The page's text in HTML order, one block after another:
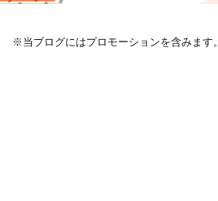
※当ブログにはプロモーションを含みます。